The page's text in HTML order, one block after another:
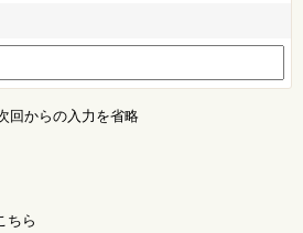
回からの入力を省略
ちら